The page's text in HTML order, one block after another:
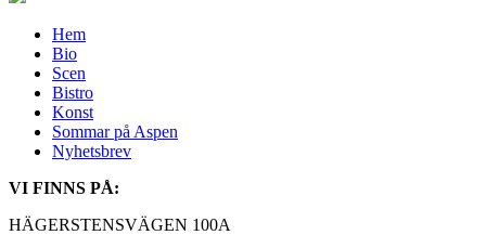
Hem
Bio
Scen
Bistro
Konst
Sommar på Aspen
Nyhetsbrev
VI FINNS PÅ:
HÄGERSTENSVÄGEN 100A